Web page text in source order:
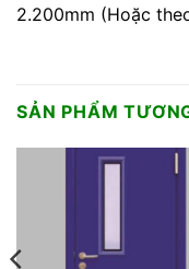
2.200mm (Hoặc
SẢN PHẨM